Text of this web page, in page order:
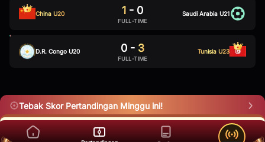
China U20 1 - 0
FULL-TIME
Saudi Arabia U21
D.R. Congo U20 0 - 3
FULL-TIME
Tunisia U23
Tebak Skor Pertandingan Minggu ini!